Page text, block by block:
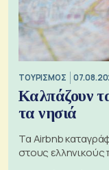
ΤΟΥΡΙΣΜΟΣ
Καλπάζουν
τα νησιά
Τα Airbnb
στους